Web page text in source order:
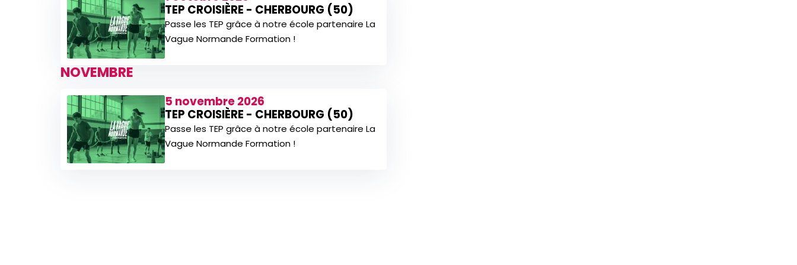
TEP CROISIÈRE - CHERBOURG (50)
Passe les TEP grâce à notre école partenaire La
Vague Normande Formation !
NOVEMBRE
5 novembre 2026
TEP CROISIÈRE - CHERBOURG (50)
Passe les TEP grâce à notre école partenaire La
Vague Normande Formation !